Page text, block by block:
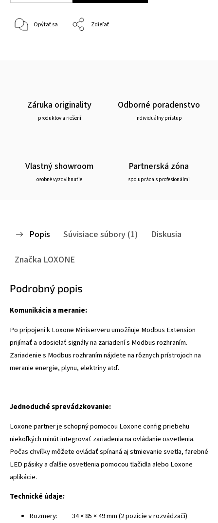
Opýtať sa Zdieľať
Záruka originality
produktov a riešení
Odborné poradenstvo
individuálny prístup
Vlastný showroom
osobné vyzdvihnutie
Partnerská zóna
spolupráca s profesionálmi
Popis Súvisiace súbory (1)
Diskusia
Značka LOXONE
Podrobný popis
Komunikácia a meranie:
Po pripojení k Loxone Miniserveru umožňuje Modbus Extension
prijímať a odosielať signály na zariadení s Modbus rozhraním.
Zariadenie s Modbus rozhraním nájdete na rôznych prístrojoch na
meranie energie, plynu, elektriny atď.
Jednoduché sprevádzkovanie:
Loxone partner je schopný pomocou Loxone config priebehu
niekoľkých minút integrovať zariadenia na ovládanie osvetlenia.
Počas chvíľky môžete ovládať spínaná aj stmievanie svetla, farebné
LED pásiky a ďalšie osvetlenia pomocou tlačidla alebo Loxone
aplikácie.
Technické údaje:
Rozmery: 34 × 85 × 49 mm (2 pozície v rozvádzači)